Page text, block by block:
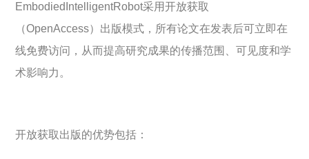
EmbodiedIntelligentRobot采用开放获取
（OpenAccess）出版模式，所有论文在发表后可立即在
线免费访问，从而提高研究成果的传播范围、可见度和学
术影响力。
开放获取出版的优势包括：